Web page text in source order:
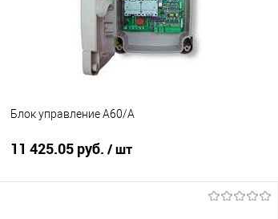
Блок управление А60/А
11 425.05 руб. / шт